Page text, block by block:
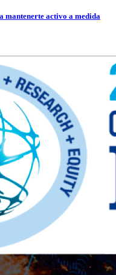
mantenerte activo a medida